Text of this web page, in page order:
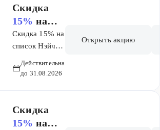
Скидка
15% на
список
Нэйчес
Баунти
Скидка 15% на
список Нэйчес
Действительна
до 31.08.2026
Открыть акцию
Скидка
15% на